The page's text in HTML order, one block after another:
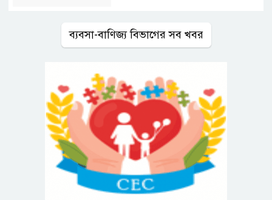
ব্যবসা-বাণিজ্য বিভাগের সব খবর